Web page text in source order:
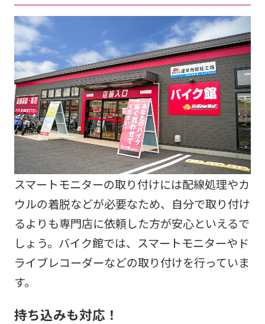
スマートモニターの取り付けには配線処理やカ
ウルの着脱などが必要なため、自分で取り付け
るよりも専門店に依頼した方が安心といえるで
しょう。バイク館では、スマートモニターやド
ライブレコーダーなどの取り付けを行っていま
す。
持ち込みも対応！